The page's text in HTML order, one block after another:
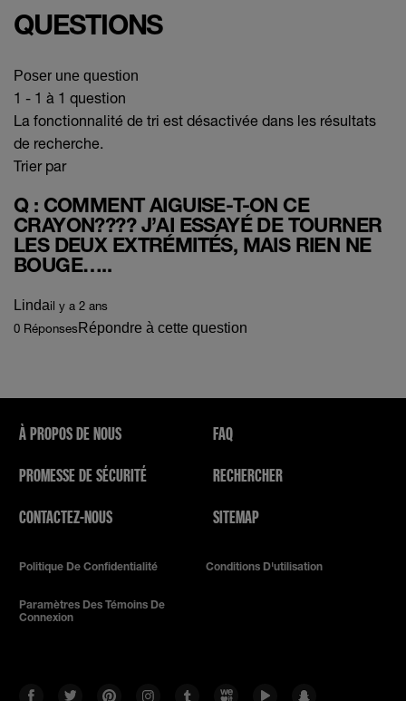
QUESTIONS
Poser une question
1 - 1 à 1 question
La fonctionnalité de tri est désactivée dans les résultats
de recherche.
Trier par
Q : COMMENT AIGUISE-T-ON CE
CRAYON???? J’AI ESSAYÉ DE TOURNER
LES DEUX EXTRÉMITÉS, MAIS RIEN NE
BOUGE…..
Lindail y a 2 ans
0 Réponses Répondre à cette question
À PROPOS DE NOUS
PROMESSE DE SÉCURITÉ
CONTACTEZ-NOUS
FAQ
RECHERCHER
SITEMAP
Politique De Confidentialité Conditions D'utilisation
Paramètres Des Témoins De
Connexion